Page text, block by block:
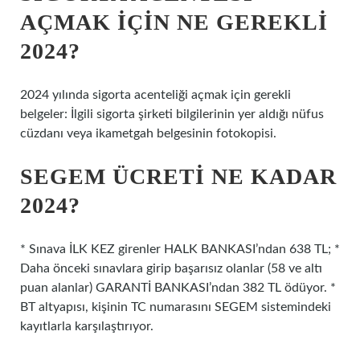
AÇMAK IÇIN NE GEREKLI
2024?
2024 yılında sigorta acenteliği açmak için gerekli
belgeler: İlgili sigorta şirketi bilgilerinin yer aldığı nüfus
cüzdanı veya ikametgah belgesinin fotokopisi.
SEGEM ÜCRETI NE KADAR
2024?
* Sınava İLK KEZ girenler HALK BANKASI’ndan 638 TL; *
Daha önceki sınavlara girip başarısız olanlar (58 ve altı
puan alanlar) GARANTİ BANKASI’ndan 382 TL ödüyor. *
BT altyapısı, kişinin TC numarasını SEGEM sistemindeki
kayıtlarla karşılaştırıyor.